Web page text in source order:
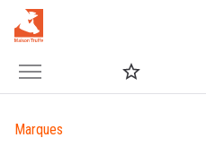
Marques